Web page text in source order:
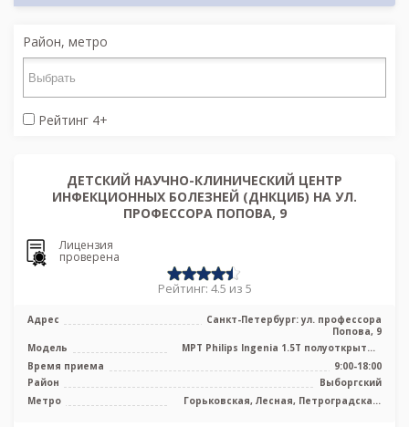
Район, метро
Рейтинг 4+
ДЕТСКИЙ НАУЧНО-КЛИНИЧЕСКИЙ ЦЕНТР
ИНФЕКЦИОННЫХ БОЛЕЗНЕЙ (ДНКЦИБ) НА УЛ.
ПРОФЕССОРА ПОПОВА, 9
Лицензия
проверена
Рейтинг: 4.5 из 5
Адрес
Санкт-Петербург: ул. профессора
Попова, 9
Модель
МРТ Philips Ingenia 1.5Т полуоткрытый
Время приема
9:00-18:00
Район
Выборгский
Метро
Горьковская, Лесная, Петроградская,